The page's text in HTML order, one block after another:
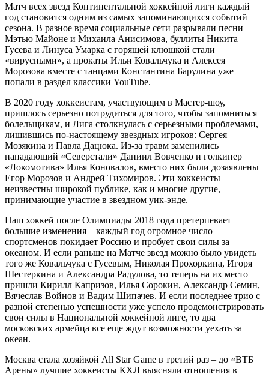
Матч всех звезд Континентальной хоккейной лиги каждый
год становится одним из самых запоминающихся событий
сезона. В разное время социальные сети разрывали песни
Мэтью Майоне и Михаила Анисимова, буллиты Никита
Гусева и Линуса Умарка с горящей клюшкой стали
«вирусными», а прокаты Ильи Ковальчука и Алексея
Морозова вместе с танцами Константина Барулина уже
попали в раздел классики YouTube.
В 2020 году хоккеистам, участвующим в Мастер-шоу,
пришлось серьезно потрудиться для того, чтобы запомниться
болельщикам, и Лига столкнулась с серьезными проблемами,
лишившись по-настоящему звездных игроков: Сергея
Мозякина и Павла Дацюка. Из-за травм заменились
нападающий «Северстали» Даниил Вовченко и голкипер
«Локомотива» Илья Коновалов, вместо них были дозаявлены
Егор Морозов и Андрей Тихомиров. Эти хоккеисты
неизвестны широкой публике, как и многие другие,
принимающие участие в звездном уик-энде.
Наш хоккей после Олимпиады 2018 года претерпевает
большие изменения – каждый год огромное число
спортсменов покидает Россию и пробует свои силы за
океаном. И если раньше на Матче звезд можно было увидеть
того же Ковальчука с Гусевым, Николая Прохоркина, Игоря
Шестеркина и Александра Радулова, то теперь на их место
пришли Кирилл Капризов, Илья Сорокин, Александр Семин,
Вячеслав Войнов и Вадим Шипачев. И если последнее трио с
разной степенью успешности уже успело продемонстрировать
свои силы в Национальной хоккейной лиге, то два
московских армейца все еще ждут возможности уехать за
океан.
Москва стала хозяйкой All Star Game в третий раз – до «ВТБ
Арены» лучшие хоккеисты КХЛ выясняли отношения в